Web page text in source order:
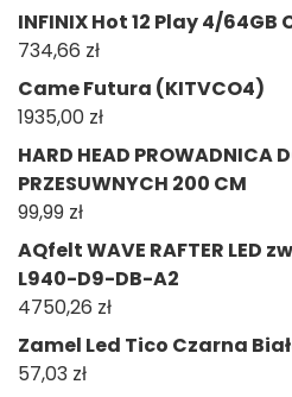
INFINIX Hot 12 Play 4/64GB
734,66 zł
Came Futura (KITVCO4)
1935,00 zł
HARD HEAD PROWADNICA
PRZESUWNYCH 200 CM
99,99 zł
AQfelt WAVE RAFTER LED
L940-D9-DB-A2
4750,26 zł
Zamel Led Tico Czarna
57,03 zł